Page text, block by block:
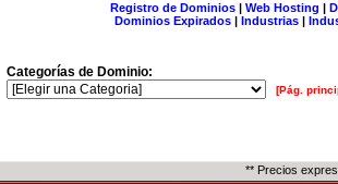
Registro de Dominios| Web Hosting |
Dominios Expirados | Industrias |
Categorías de Dominio:
[Pág.
** Precios